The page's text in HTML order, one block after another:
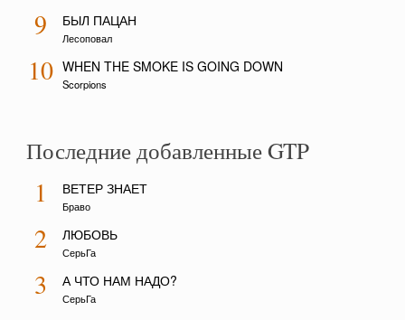
9 БЫЛ ПАЦАН
Лесоповал
10 WHEN THE SMOKE IS GOING DOWN
Scorpions
Последние добавленные GTP
1 ВЕТЕР ЗНАЕТ
Браво
2 ЛЮБОВЬ
СерьГа
3 А ЧТО НАМ НАДО?
СерьГа